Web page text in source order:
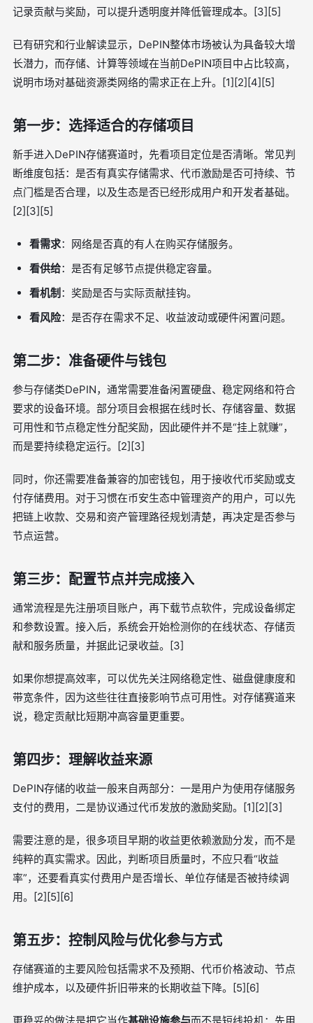
记录贡献与奖励，可以提升透明度并降低管理成本。[3][5]
已有研究和行业解读显示，DePIN整体市场被认为具备较大增
长潜力，而存储、计算等领域在当前DePIN项目中占比较高，
说明市场对基础资源类网络的需求正在上升。[1][2][4][5]
第一步：选择适合的存储项目
新手进入DePIN存储赛道时，先看项目定位是否清晰。常见判
断维度包括：是否有真实存储需求、代币激励是否可持续、节
点门槛是否合理，以及生态是否已经形成用户和开发者基础。
[2][3][5]
看需求：网络是否真的有人在购买存储服务。
看供给：是否有足够节点提供稳定容量。
看机制 ：奖励是否与实际贡献挂钩。
看风险：是否存在需求不足、收益波动或硬件闲置问题。
第二步：准备硬件与钱包
参与存储类DePIN，通常需要准备闲置硬盘、稳定网络和符合
要求的设备环境。部分项目会根据在线时长、存储容量、数据
可用性和节点稳定性分配奖励，因此硬件并不是“挂上就赚”，
而是要持续稳定运行。[2][3]
同时，你还需要准备兼容的加密钱包，用于接收代币奖励或支
付存储费用。对于习惯在币安生态中管理资产的用户，可以先
把链上收款、交易和资产管理路径规划清楚，再决定是否参与
节点运营。
第三步：配置节点并完成接入
通常流程是先注册项目账户，再下载节点软件，完成设备绑定
和参数设置。接入后，系统会开始检测你的在线状态、存储贡
献和服务质量，并据此记录收益。[3]
如果你想提高效率，可以优先关注网络稳定性、磁盘健康度和
带宽条件，因为这些往往直接影响节点可用性。对存储赛道来
说，稳定贡献比短期冲高容量更重要。
第四步：理解收益来源
DePIN存储的收益一般来自两部分：一是用户为使用存储服务
支付的费用，二是协议通过代币发放的激励奖励。[1][2][3]
需要注意的是，很多项目早期的收益更依赖激励分发，而不是
纯粹的真实需求。因此，判断项目质量时，不应只看“收益
率”，还要看真实付费用户是否增长、单位存储是否被持续调
用。[2][5][6]
第五步：控制风险与优化参与方式
存储赛道的主要风险包括需求不及预期、代币价格波动、节点
维护成本，以及硬件折旧带来的长期收益下降。[5][6]